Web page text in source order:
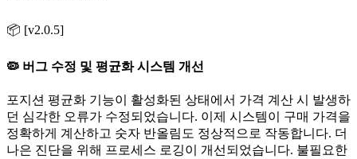
📦 [v2.0.5]
🦠 버그 수정 및 평균화 시스템 개선
포지션 평균화 기능이 활성화된 상태에서 가격 계산 시 발생하
던 심각한 오류가 수정되었습니다. 이제 시스템이 구매 가격을
정확하게 계산하고 숫자 반올림도 정상적으로 작동합니다. 더
나은 진단을 위해 프로세스 로깅이 개선되었습니다. 불필요한